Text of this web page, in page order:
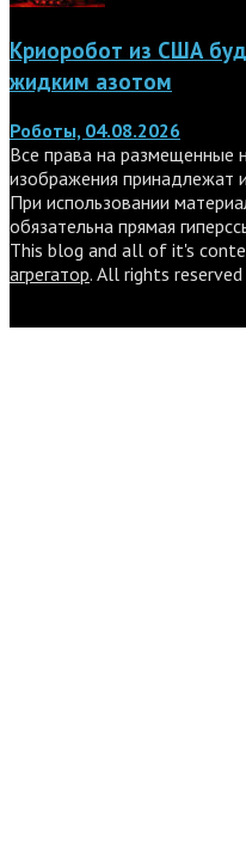
Криоробот из США
жидким азотом
Роботы, 04.08.2026
Все права на размещенные
изображения принадлежат
При использовании
обязательна прямая
This blog and all of it's
агрегатор. All rights